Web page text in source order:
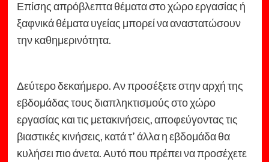
Επίσης απρόβλεπτα θέματα στο χώρο εργασίας ή
ξαφνικά θέματα υγείας μπορεί να αναστατώσουν
την καθημερινότητα.
Δεύτερο δεκαήμερο. Αν προσέξετε στην αρχή της
εβδομάδας τους διαπληκτισμούς στο χώρο
εργασίας και τις μετακινήσεις, αποφεύγοντας τις
βιαστικές κινήσεις, κατά τ’ άλλα η εβδομάδα θα
κυλήσει πιο άνετα. Αυτό που πρέπει να προσέχετε